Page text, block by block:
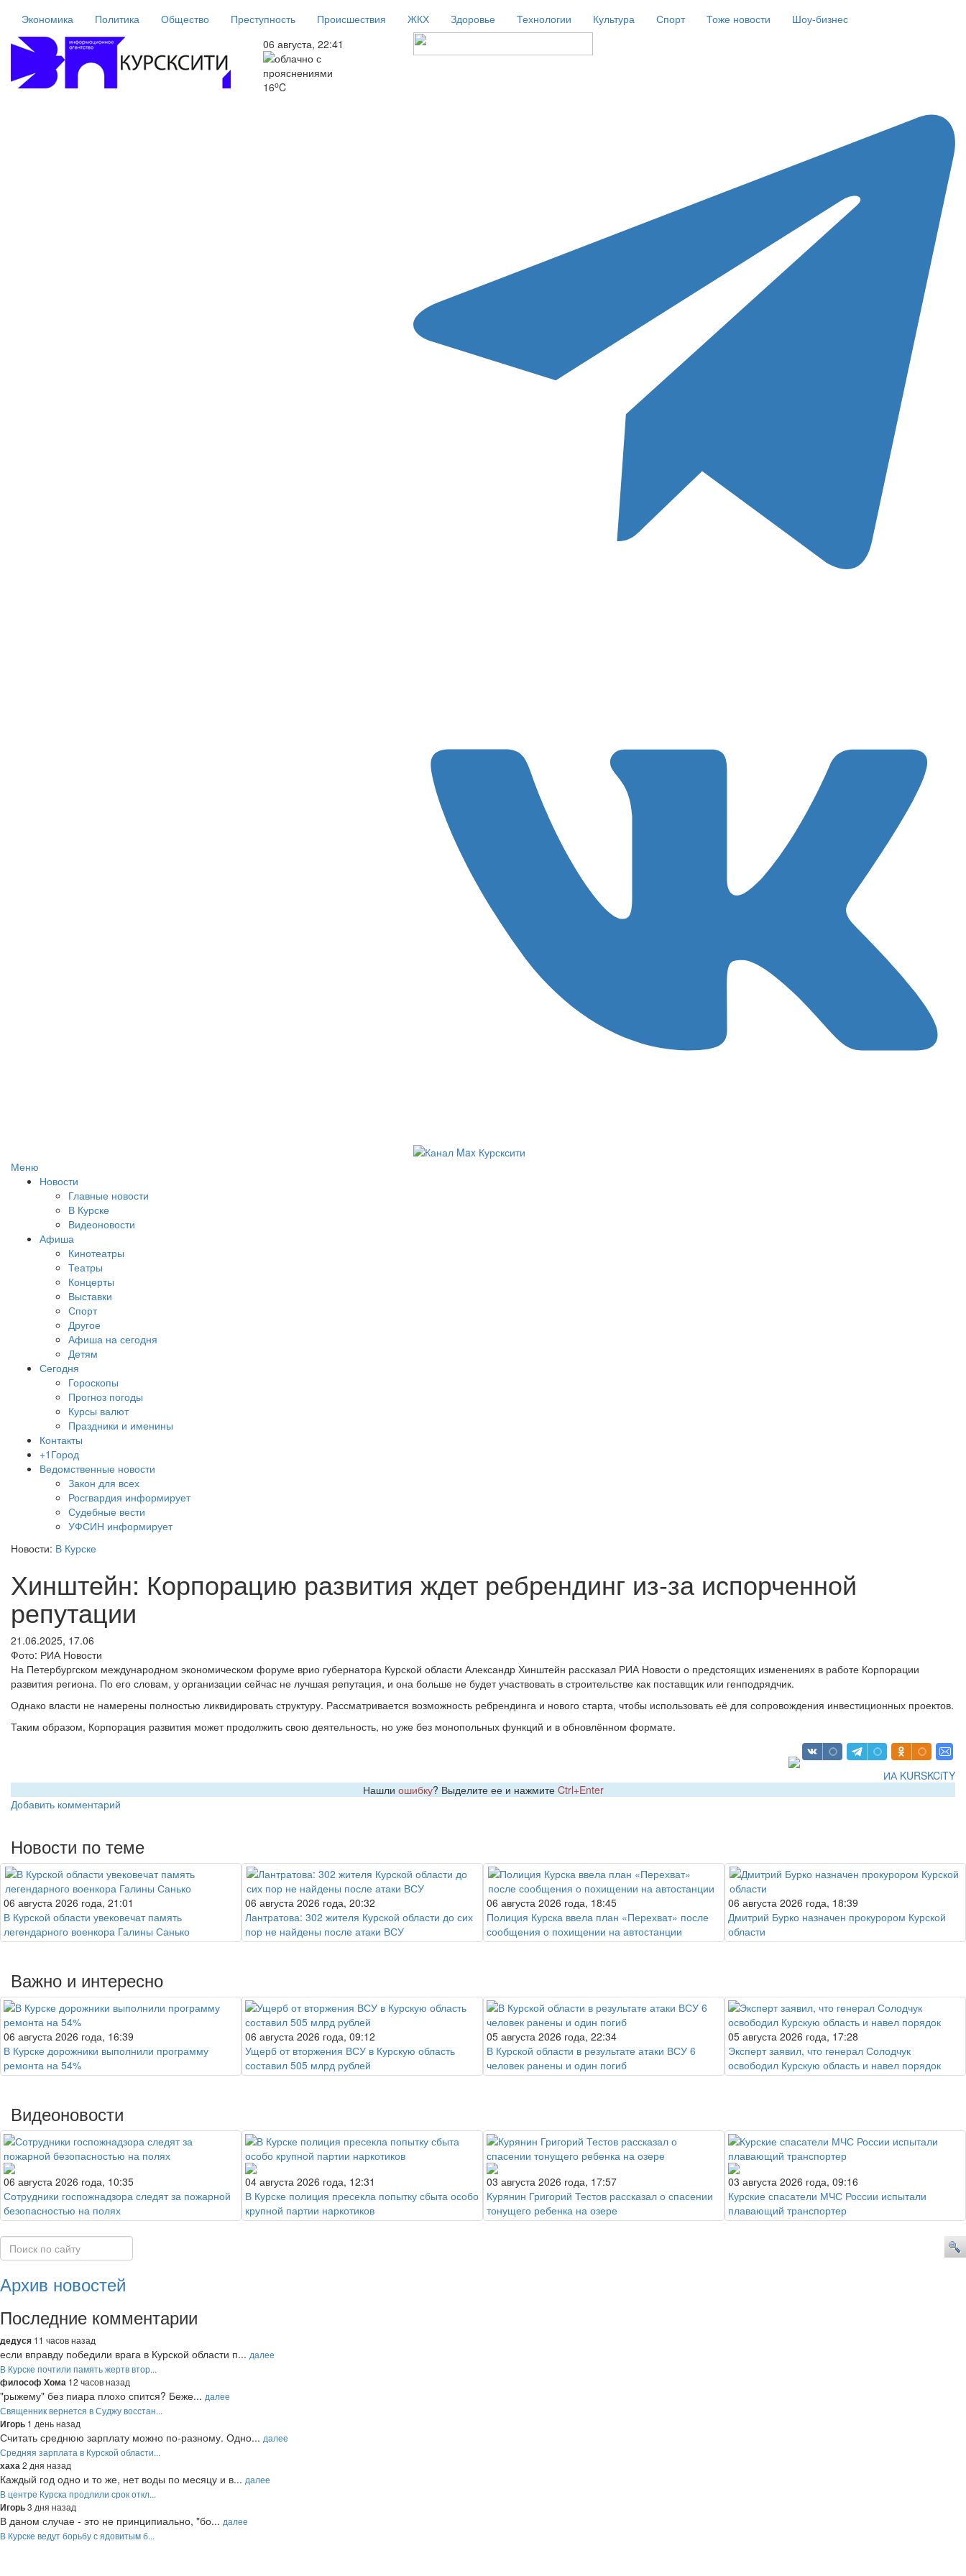
Экономика Политика Общество Преступность Происшествия ЖКХ Здоровье Технологии Культура Спорт Тоже новости
Шоу-бизнес
06 августа, 22:41
16oC
Меню
Новости
Главные новости
В Курске
Видеоновости
Афиша
Кинотеатры
Театры
Концерты
Выставки
Спорт
Другое
Афиша на сегодня
Детям
Сегодня
Гороскопы
Прогноз погоды
Курсы валют
Праздники и именины
Контакты
+1Город
Ведомственные новости
Закон для всех
Росгвардия информирует
Судебные вести
УФСИН информирует
Новости: В Курске
Хинштейн: Корпорацию развития ждет ребрендинг из-за испорченной
репутации
21.06.2025, 17.06
Фото: РИА Новости
На Петербургском международном экономическом форуме врио губернатора Курской области Александр Хинштейн рассказал РИА Новости о предстоящих изменениях в работе Корпорации
развития региона. По его словам, у организации сейчас не лучшая репутация, и она больше не будет участвовать в строительстве как поставщик или генподрядчик.
Однако власти не намерены полностью ликвидировать структуру. Рассматривается возможность ребрендинга и нового старта, чтобы использовать её для сопровождения инвестиционных проектов.
Таким образом, Корпорация развития может продолжить свою деятельность, но уже без монопольных функций и в обновлённом формате.
ИА KURSKCiTY
Нашли ошибку? Выделите ее и нажмите Ctrl+Enter
Добавить комментарий
Новости по теме
06 августа 2026 года, 21:01
В Курской области увековечат память
легендарного военкора Галины Санько
06 августа 2026 года, 20:32
Лантратова: 302 жителя Курской области до сих
пор не найдены после атаки ВСУ
06 августа 2026 года, 18:45
Полиция Курска ввела план «Перехват» после
сообщения о похищении на автостанции
06 августа 2026 года, 18:39
Дмитрий Бурко назначен прокурором Курской
области
Важно и интересно
06 августа 2026 года, 16:39
В Курске дорожники выполнили программу
ремонта на 54%
06 августа 2026 года, 09:12
Ущерб от вторжения ВСУ в Курскую область
составил 505 млрд рублей
05 августа 2026 года, 22:34
В Курской области в результате атаки ВСУ 6
человек ранены и один погиб
05 августа 2026 года, 17:28
Эксперт заявил, что генерал Солодчук
освободил Курскую область и навел порядок
Видеоновости
06 августа 2026 года, 10:35
Сотрудники госпожнадзора следят за пожарной
безопасностью на полях
04 августа 2026 года, 12:31
В Курске полиция пресекла попытку сбыта особо
крупной партии наркотиков
03 августа 2026 года, 17:57
Курянин Григорий Тестов рассказал о спасении
тонущего ребенка на озере
03 августа 2026 года, 09:16
Курские спасатели МЧС России испытали
плавающий транспортер
Архив новостей
Последние комментарии
дедуся 11 часов назад
если вправду победили врага в Курской области п... далее
В Курске почтили память жертв втор...
философ Хома 12 часов назад
"рыжему" без пиара плохо спится? Беже... далее
Священник вернется в Суджу восстан...
Игорь 1 день назад
Считать среднюю зарплату можно по-разному. Одно... далее
Средняя зарплата в Курской области...
хаха2 дня назад
Каждый год одно и то же, нет воды по месяцу и в... далее
В центре Курска продлили срок откл...
Игорь3 дня назад
В даном случае - это не принципиально, "бо... далее
В Курске ведут борьбу с ядовитым б...